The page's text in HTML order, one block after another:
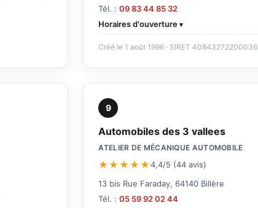
Tél. :09 83 44 85 32
Horaires d'ouverture
Créé le 1 août 1996 · SIRET 40843272200036
9
Automobiles des 3 vallees
ATELIER DE MÉCANIQUE AUTOMOBILE
★★★★★4,4/5 (44 avis)
13 bis Rue Faraday, 64140 Billère
Tél. :05 59 92 02 44